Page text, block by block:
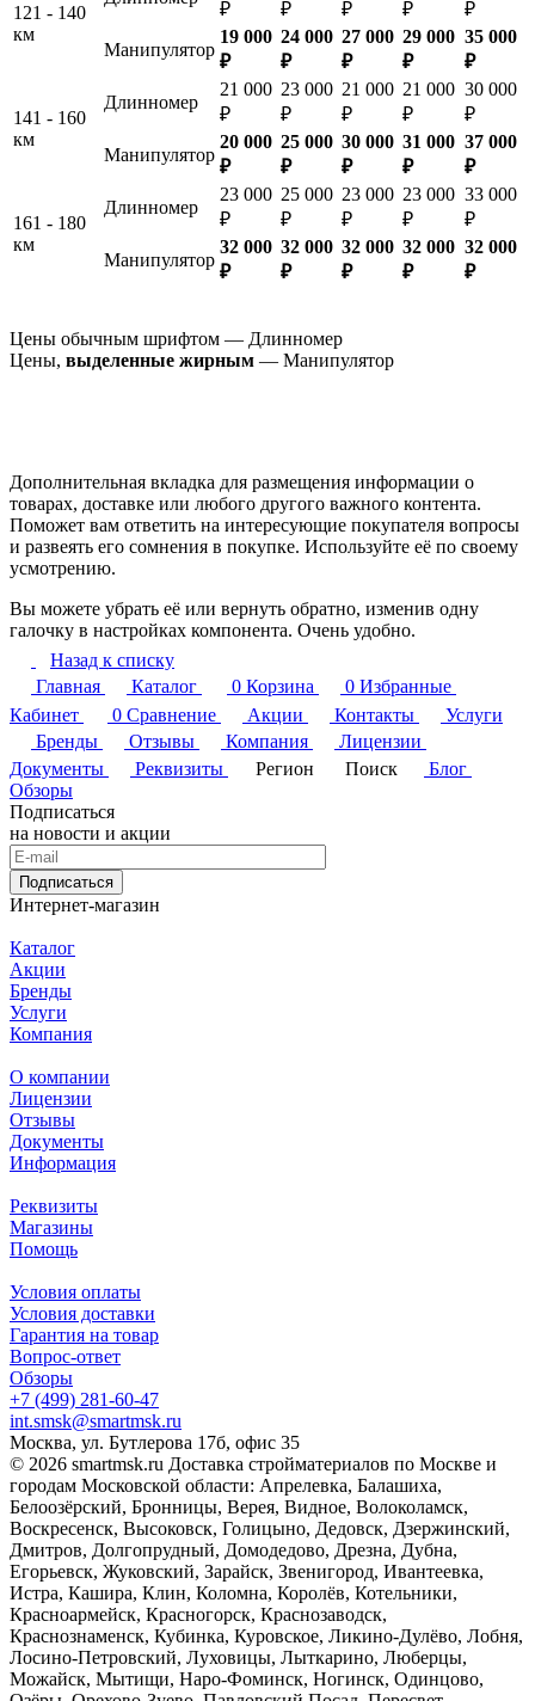
121 - 140
км
₽
₽
₽
₽
₽
Манипулятор
19 000
₽
24 000
₽
27 000
₽
29 000
₽
35 000
₽
141 - 160
км
Длинномер
21 000
₽
23 000
₽
21 000
₽
21 000
₽
30 000
₽
Манипулятор
20 000
₽
25 000
₽
30 000
₽
31 000
₽
37 000
₽
161 - 180
км
Длинномер
23 000
₽
25 000
₽
23 000
₽
23 000
₽
33 000
₽
Манипулятор
32 000
₽
32 000
₽
32 000
₽
32 000
₽
32 000
₽
Цены обычным шрифтом — Длинномер
Цены, выделенные жирным — Манипулятор
Дополнительная вкладка для размещения информации о
товарах, доставке или любого другого важного контента.
Поможет вам ответить на интересующие покупателя вопросы
и развеять его сомнения в покупке. Используйте её по своему
усмотрению.
Вы можете убрать её или вернуть обратно, изменив одну
галочку в настройках компонента. Очень удобно.
Назад к списку
Главная
Каталог 0 Корзина 0 Избранные
Кабинет
0 Сравнение Акции Контакты
Услуги
Бренды
Отзывы Компания
Лицензии
Документы
Реквизиты Регион Поиск
Блог
Обзоры
Подписаться
на новости и акции
Подписаться
Интернет-магазин
Каталог
Акции
Бренды
Услуги
Компания
О компании
Лицензии
Отзывы
Документы
Информация
Реквизиты
Магазины
Помощь
Условия оплаты
Условия доставки
Гарантия на товар
Вопрос-ответ
Обзоры
+7 (499) 281-60-47
int.smsk@smartmsk.ru
Москва, ул. Бутлерова 17б, офис 35
© 2026 smartmsk.ru Доставка стройматериалов по Москве и
городам Московской области: Апрелевка, Балашиха,
Белоозёрский, Бронницы, Верея, Видное, Волоколамск,
Воскресенск, Высоковск, Голицыно, Дедовск, Дзержинский,
Дмитров, Долгопрудный, Домодедово, Дрезна, Дубна,
Егорьевск, Жуковский, Зарайск, Звенигород, Ивантеевка,
Истра, Кашира, Клин, Коломна, Королёв, Котельники,
Красноармейск, Красногорск, Краснозаводск,
Краснознаменск, Кубинка, Куровское, Ликино-Дулёво, Лобня,
Лосино-Петровский, Луховицы, Лыткарино, Люберцы,
Можайск, Мытищи, Наро-Фоминск, Ногинск, Одинцово,